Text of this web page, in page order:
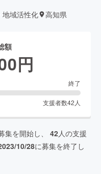
地域活性化 高知県
額
円
終了
支援者数42 人
集を開始し、 42人の支援
10/28に募集を終了し